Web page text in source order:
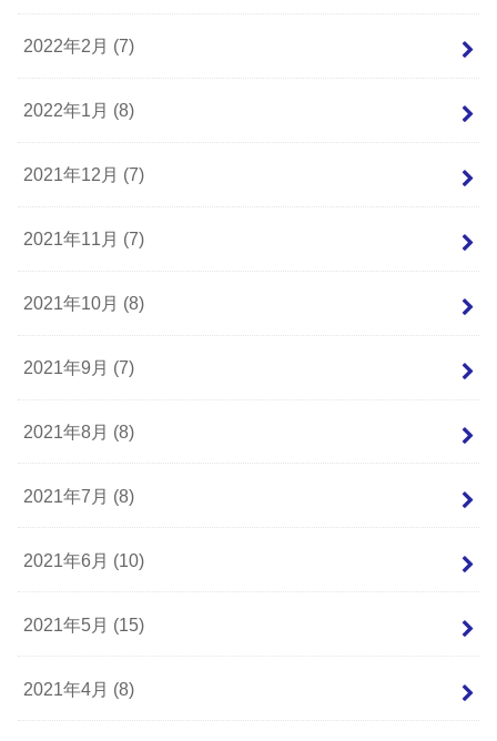
2022年2月 (7)
2022年1月 (8)
2021年12月 (7)
2021年11月 (7)
2021年10月 (8)
2021年9月 (7)
2021年8月 (8)
2021年7月 (8)
2021年6月 (10)
2021年5月 (15)
2021年4月 (8)